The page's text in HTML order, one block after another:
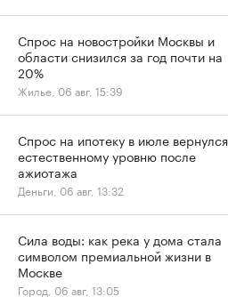
Спрос на новостройки Москвы и
области снизился за год почти на
20%
Жилье, 06 авг, 15:39
Спрос на ипотеку в июле
естественному уровню после
ажиотажа
Деньги, 06 авг, 13:32
Сила воды: как река у дома стала
символом премиальной жизни в
Москве
Город, 06 авг, 13:05